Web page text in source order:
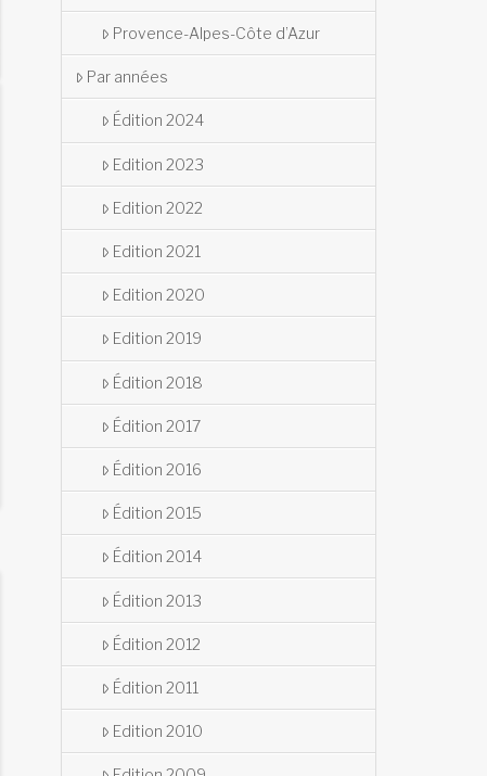
Provence-Alpes-Côte d’Azur
Par années
Édition 2024
Edition 2023
Edition 2022
Edition 2021
Edition 2020
Edition 2019
Édition 2018
Édition 2017
Édition 2016
Édition 2015
Édition 2014
Édition 2013
Édition 2012
Édition 2011
Edition 2010